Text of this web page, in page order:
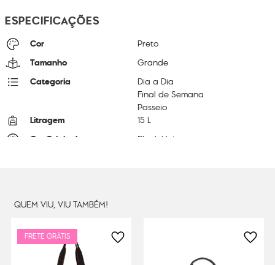
ESPECIFICAÇÕES
Cor Preto
Tamanho Grande
Categoria
Dia a Dia
Final de Semana
Passeio
Litragem 15 L
Cor Original Black Noir
QUEM VIU, VIU TAMBÉM!
FRETE GRÁTIS